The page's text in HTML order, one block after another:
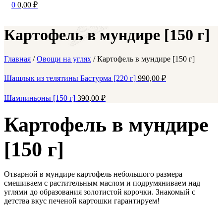
0 0,00 ₽
Картофель в мундире [150 г]
Главная /Овощи на углях /Картофель в мундире [150 г]
Шашлык из телятины Бастурма [220 г] 990,00 ₽
Шампиньоны [150 г] 390,00 ₽
Картофель в мундире
[150 г]
Отварной в мундире картофель небольшого размера
смешиваем с растительным маслом и подрумяниваем над
углями до образования золотистой корочки. Знакомый с
детства вкус печеной картошки гарантируем!